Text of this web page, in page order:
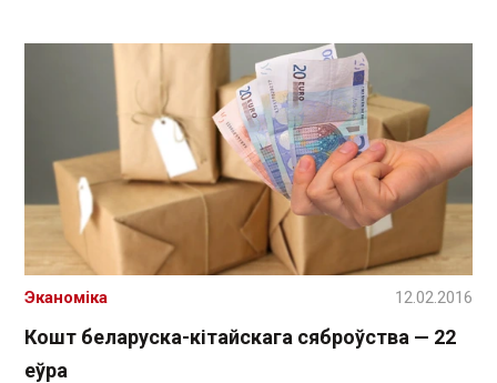
Кошт беларуска-кітайскага сяброўства — 22
еўра
Эканоміка 12.02.2016